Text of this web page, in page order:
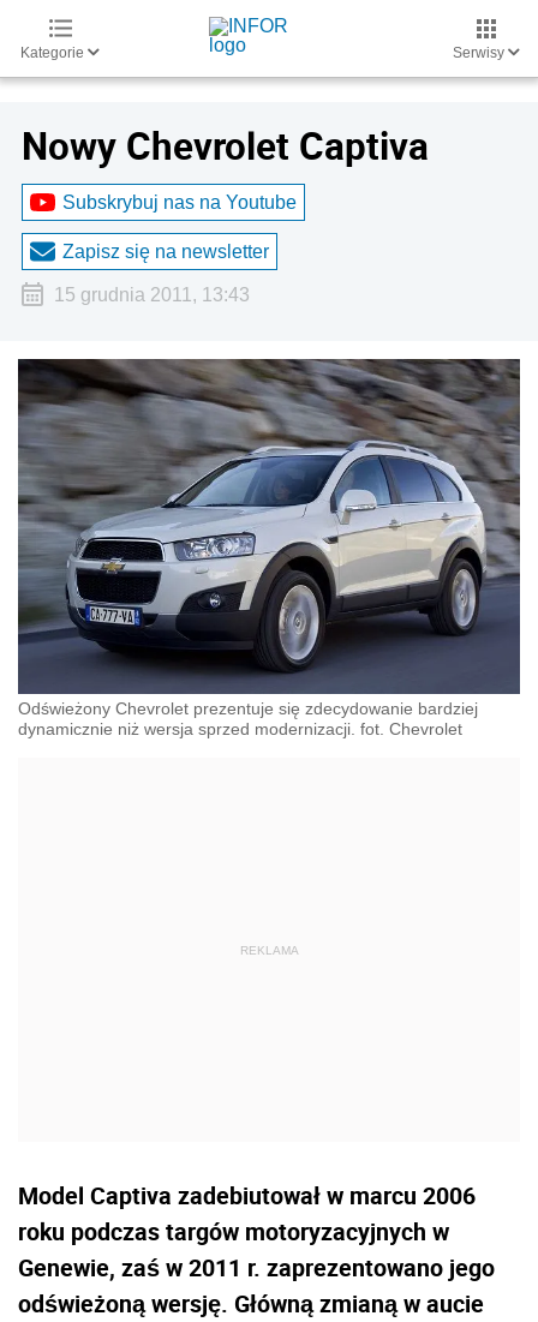
Kategorie Serwisy
Nowy Chevrolet Captiva
Subskrybuj nas na Youtube
Zapisz się na newsletter
15 grudnia 2011, 13:43
Odświeżony Chevrolet prezentuje się zdecydowanie bardziej
dynamicznie niż wersja sprzed modernizacji. fot. Chevrolet
Model Captiva zadebiutował w marcu 2006
roku podczas targów motoryzacyjnych w
Genewie, zaś w 2011 r. zaprezentowano jego
odświeżoną wersję. Główną zmianą w aucie